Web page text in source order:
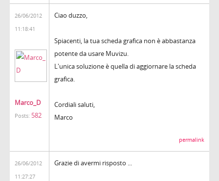
26/06/2012
11:18:41
Marco_D
Posts: 582
Ciao duzzo,
Spiacenti, la tua scheda grafica non è abbastanza
potente da usare Muvizu.
L'unica soluzione è quella di aggiornare la scheda
grafica.
Cordiali saluti,
Marco
permalink
26/06/2012
11:27:27
Grazie di avermi risposto ...